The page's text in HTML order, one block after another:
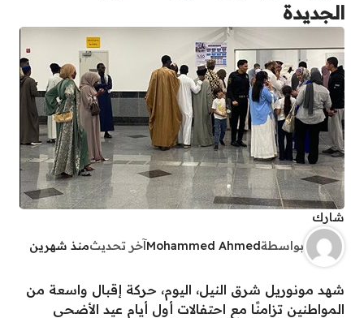
الجديدة
شارك
بواسطةMohammed Ahmed آخر تحديثمنذ شهرين
شهد مونوريل شرق النيل، اليوم، حركة إقبال واسعة من
المواطنين تزامنًا مع احتفالات أول أيام عيد الأضحى